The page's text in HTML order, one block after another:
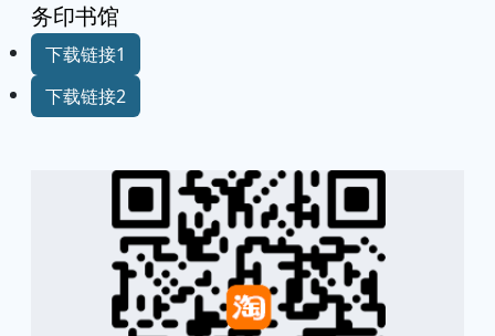
务印书馆
下载链接1
下载链接2